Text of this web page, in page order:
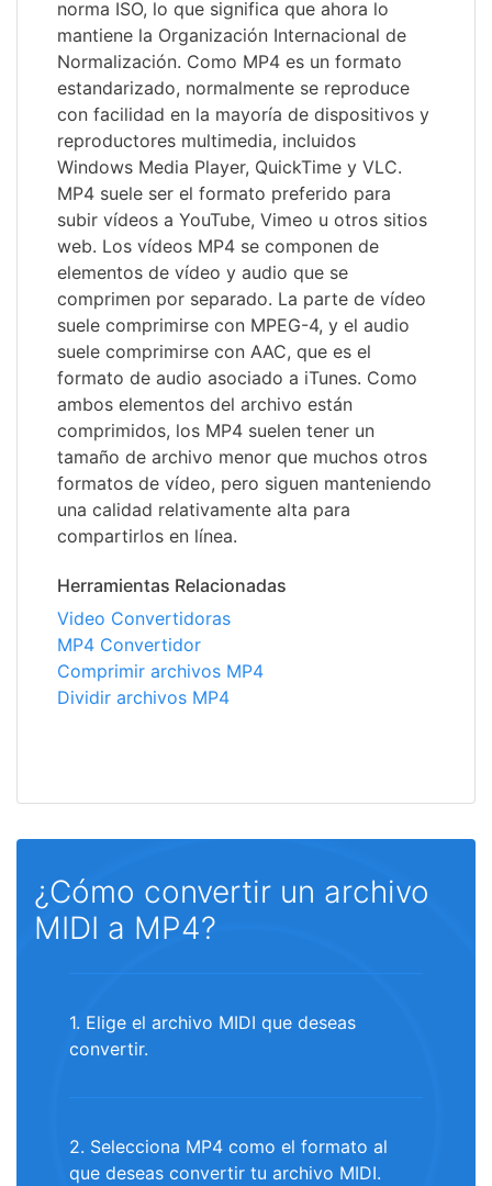
norma ISO, lo que significa que ahora lo
mantiene la Organización Internacional de
Normalización. Como MP4 es un formato
estandarizado, normalmente se reproduce
con facilidad en la mayoría de dispositivos y
reproductores multimedia, incluidos
Windows Media Player, QuickTime y VLC.
MP4 suele ser el formato preferido para
subir vídeos a YouTube, Vimeo u otros sitios
web. Los vídeos MP4 se componen de
elementos de vídeo y audio que se
comprimen por separado. La parte de vídeo
suele comprimirse con MPEG-4, y el audio
suele comprimirse con AAC, que es el
formato de audio asociado a iTunes. Como
ambos elementos del archivo están
comprimidos, los MP4 suelen tener un
tamaño de archivo menor que muchos otros
formatos de vídeo, pero siguen manteniendo
una calidad relativamente alta para
compartirlos en línea.
Herramientas Relacionadas
Video Convertidoras
MP4 Convertidor
Comprimir archivos MP4
Dividir archivos MP4
¿Cómo convertir un archivo
MIDI a MP4?
1. Elige el archivo MIDI que deseas
convertir.
2. Selecciona MP4 como el formato al
que deseas convertir tu archivo MIDI.